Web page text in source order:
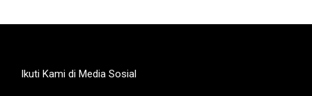
Ikuti Kami di Media Sosial